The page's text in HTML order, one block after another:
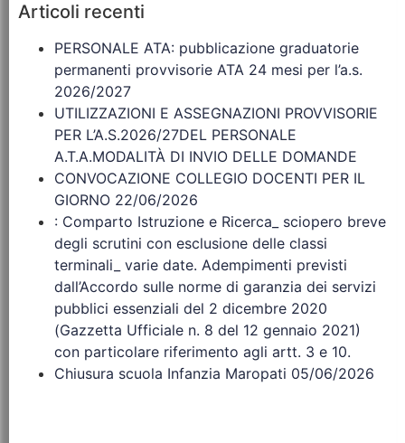
Articoli recenti
PERSONALE ATA: pubblicazione graduatorie
permanenti provvisorie ATA 24 mesi per l’a.s.
2026/2027
UTILIZZAZIONI E ASSEGNAZIONI PROVVISORIE
PER L’A.S.2026/27DEL PERSONALE
A.T.A.MODALITÀ DI INVIO DELLE DOMANDE
CONVOCAZIONE COLLEGIO DOCENTI PER IL
GIORNO 22/06/2026
: Comparto Istruzione e Ricerca_ sciopero breve
degli scrutini con esclusione delle classi
terminali_ varie date. Adempimenti previsti
dall’Accordo sulle norme di garanzia dei servizi
pubblici essenziali del 2 dicembre 2020
(Gazzetta Ufficiale n. 8 del 12 gennaio 2021)
con particolare riferimento agli artt. 3 e 10.
Chiusura scuola Infanzia Maropati 05/06/2026